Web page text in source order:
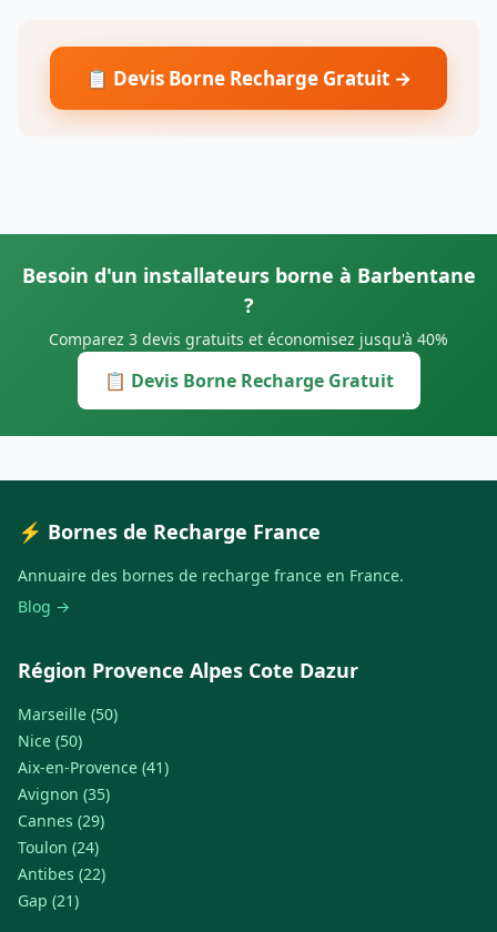
📋 Devis Borne Recharge Gratuit →
Besoin d'un installateurs borne à Barbentane
?
Comparez 3 devis gratuits et économisez jusqu'à 40%
📋 Devis Borne Recharge Gratuit
⚡ Bornes de Recharge France
Annuaire des bornes de recharge france en France.
Blog →
Région Provence Alpes Cote Dazur
Marseille (50)
Nice (50)
Aix-en-Provence (41)
Avignon (35)
Cannes (29)
Toulon (24)
Antibes (22)
Gap (21)